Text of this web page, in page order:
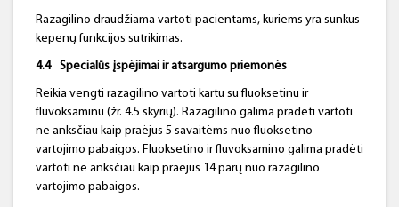
Razagilino draudžiama vartoti pacientams, kuriems yra sunkus
kepenų funkcijos sutrikimas.
4.4 Specialūs įspėjimai ir atsargumo priemonės
Reikia vengti razagilino vartoti kartu su fluoksetinu ir
fluvoksaminu (žr. 4.5 skyrių). Razagilino galima pradėti vartoti
ne anksčiau kaip praėjus 5 savaitėms nuo fluoksetino
vartojimo pabaigos. Fluoksetino ir fluvoksamino galima pradėti
vartoti ne anksčiau kaip praėjus 14 parų nuo razagilino
vartojimo pabaigos.